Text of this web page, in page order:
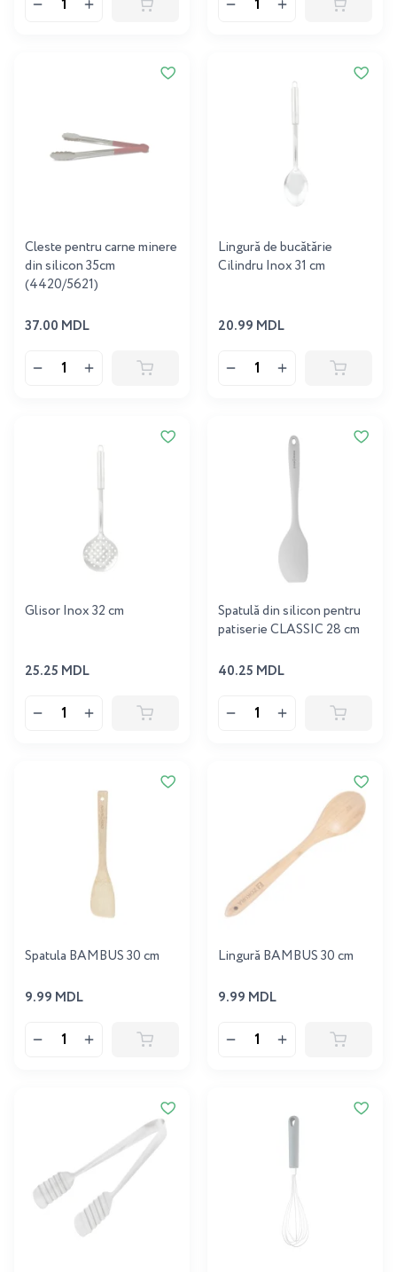
Cleste pentru carne minere
din silicon 35cm
(4420/5621)
37.00 MDL
Lingură de bucătărie
Cilindru Inox 31 cm
20.99 MDL
Glisor Inox 32 cm
25.25 MDL
Spatulă din silicon pentru
patiserie CLASSIC 28 cm
40.25 MDL
Spatula BAMBUS 30 cm
9.99 MDL
Lingură BAMBUS 30 cm
9.99 MDL